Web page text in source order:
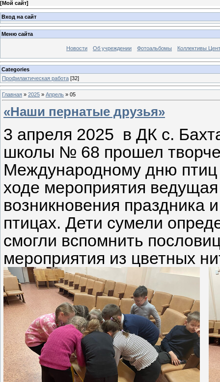
[Мой сайт]
Вход на сайт
Меню сайта
Новости Об учреждении Фотоальбомы Коллективы
Categories
Профилактическая работа [32]
Главная » 2025 » Апрель » 05
«Наши пернатые друзья»
3 апреля 2025 в ДК с.
школы № 68 прошел
Международному дню
ходе мероприятия
возникновения праздника
птицах. Дети сумели
смогли вспомнить
мероприятия из цветных